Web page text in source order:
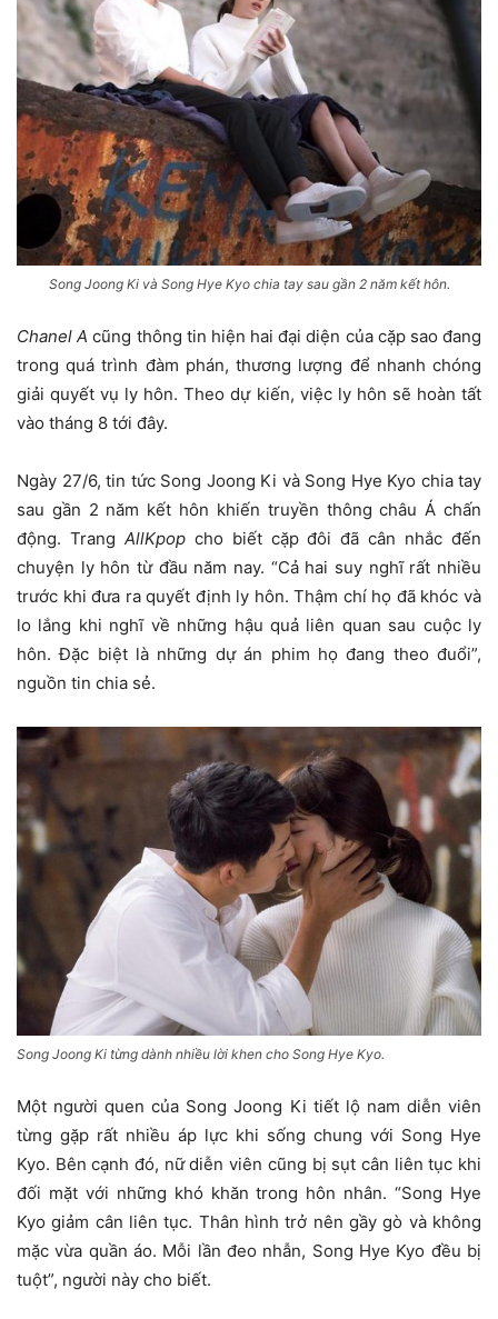
Song Joong Ki và Song Hye Kyo chia tay sau gần 2 năm kết hôn.
Chanel A cũng thông tin hiện hai đại diện của cặp sao đang
trong quá trình đàm phán, thương lượng để nhanh chóng
giải quyết vụ ly hôn. Theo dự kiến, việc ly hôn sẽ hoàn tất
vào tháng 8 tới đây.
Ngày 27/6, tin tức Song Joong Ki và Song Hye Kyo chia tay
sau gần 2 năm kết hôn khiến truyền thông châu Á chấn
động. Trang AllKpopcho biết cặp đôi đã cân nhắc đến
chuyện ly hôn từ đầu năm nay. “Cả hai suy nghĩ rất nhiều
trước khi đưa ra quyết định ly hôn. Thậm chí họ đã khóc và
lo lắng khi nghĩ về những hậu quả liên quan sau cuộc ly
hôn. Đặc biệt là những dự án phim họ đang theo đuổi”,
nguồn tin chia sẻ.
Song Joong Ki từng dành nhiều lời khen cho Song Hye Kyo.
Một người quen của Song Joong Ki tiết lộ nam diễn viên
từng gặp rất nhiều áp lực khi sống chung với Song Hye
Kyo. Bên cạnh đó, nữ diễn viên cũng bị sụt cân liên tục khi
đối mặt với những khó khăn trong hôn nhân. “Song Hye
Kyo giảm cân liên tục. Thân hình trở nên gầy gò và không
mặc vừa quần áo. Mỗi lần đeo nhẫn, Song Hye Kyo đều bị
tuột”, người này cho biết.